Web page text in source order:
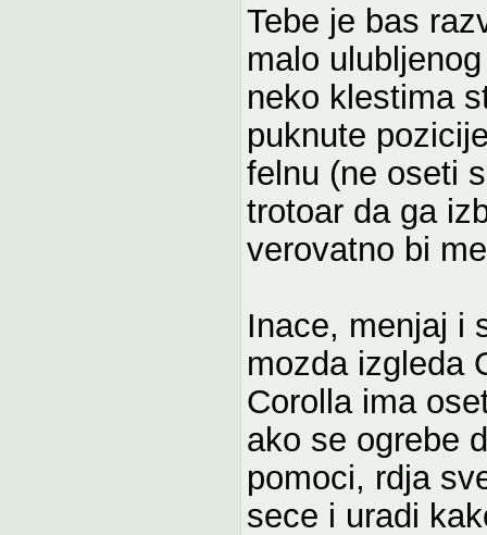
Tebe je bas
malo
neko klestima
puknute
felnu (ne oseti
trotoar da ga
verovatno bi
Inace, menjaj i
mozda izgleda
Corolla ima
ako se ogrebe
pomoci, rdja
sece i uradi